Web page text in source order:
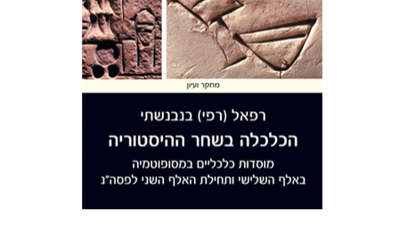
הנחת אתר ספר מודפס
$32
$29